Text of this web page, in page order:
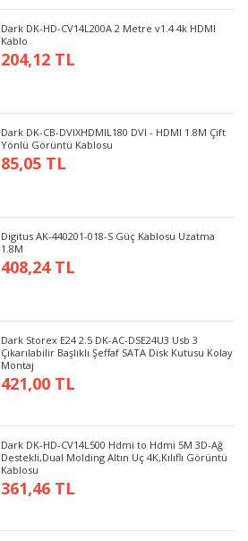
Dark DK-HD-CV14L200A 2 Metre v1.4 4k HDMI
Kablo
204,12 TL
Dark DK-CB-DVIXHDMIL180 DVI - HDMI 1.8M Çift
Yönlü Görüntü Kablosu
85,05 TL
Digitus AK-440201-018-S Güç Kablosu Uzatma
1.8M
408,24 TL
Dark Storex E24 2.5 DK-AC-DSE24U3 Usb 3
Çıkarılabilir Başlıklı Şeffaf SATA Disk Kutusu Kolay
Montaj
421,00 TL
Dark DK-HD-CV14L500 Hdmi to Hdmi 5M 3D-Ağ
Destekli,Dual Molding Altın Uç 4K,Kılıflı Görüntü
Kablosu
361,46 TL